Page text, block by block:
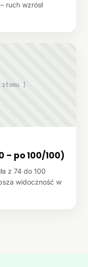
ruch wzrósł
]
– po 100/100)
z 74 do 100
widoczność w